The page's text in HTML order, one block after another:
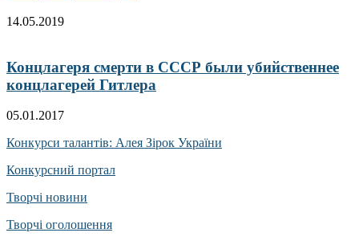
14.05.2019
Концлагеря смерти в СССР были убийственнее
концлагерей Гитлера
05.01.2017
Конкурси талантів: Алея Зірок України
Конкурсний портал
Творчі новини
Творчі оголошення